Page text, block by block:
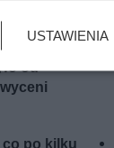
od
co po kilku
USTAWIENIA